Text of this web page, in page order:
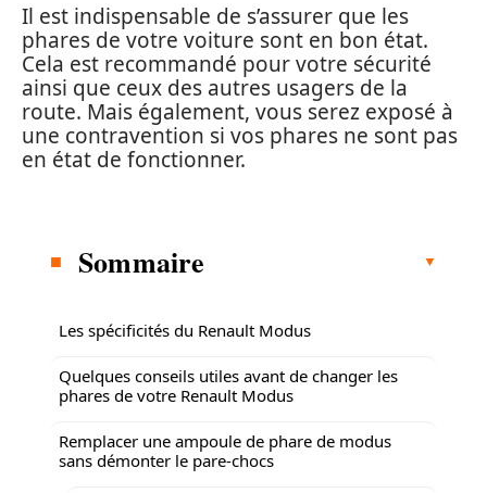
Il est indispensable de s’assurer que les
phares de votre voiture sont en bon état.
Cela est recommandé pour votre sécurité
ainsi que ceux des autres usagers de la
route. Mais également, vous serez exposé à
une contravention si vos phares ne sont pas
en état de fonctionner.
Sommaire
Les spécificités du Renault Modus
Quelques conseils utiles avant de changer les
phares de votre Renault Modus
Remplacer une ampoule de phare de modus
sans démonter le pare-chocs